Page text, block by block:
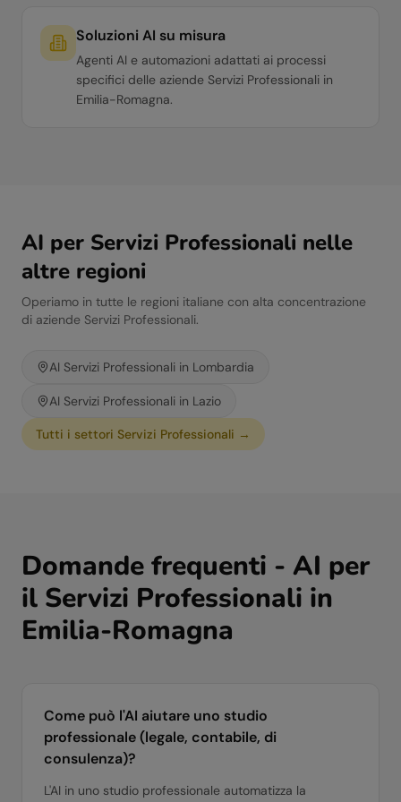
Soluzioni AI su misura
Agenti AI e automazioni adattati ai processi
specifici delle aziende Servizi Professionali in
Emilia-Romagna.
AI per Servizi Professionali nelle
altre regioni
Operiamo in tutte le regioni italiane con alta concentrazione
di aziende Servizi Professionali.
AI Servizi Professionali in Lombardia
AI Servizi Professionali in Lazio
Tutti i settori Servizi Professionali →
Domande frequenti - AI per
il Servizi Professionali in
Emilia-Romagna
Come può l'AI aiutare uno studio
professionale (legale, contabile, di
consulenza)?
L'AI in uno studio professionale automatizza la